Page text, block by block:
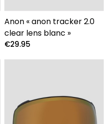
Anon « anon tracker 2.0
clear lens blanc »
€29.95